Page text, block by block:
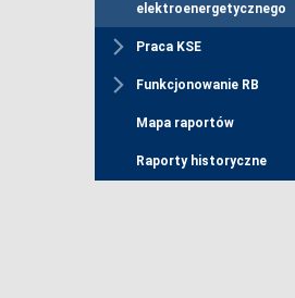
elektroenergetycznego
Praca KSE
Funkcjonowanie RB
Mapa raportów
Raporty historyczne